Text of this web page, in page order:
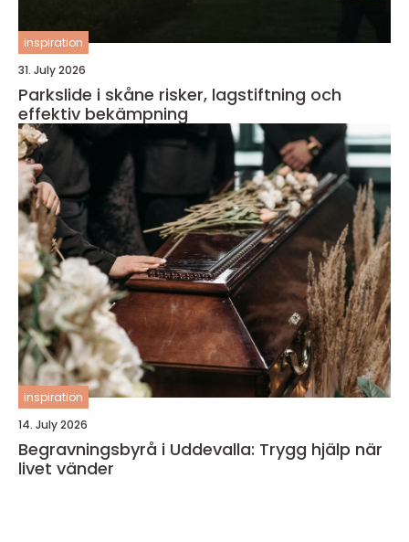
inspiration
31. July 2026
Parkslide i skåne risker, lagstiftning och
effektiv bekämpning
inspiration
14. July 2026
Begravningsbyrå i Uddevalla: Trygg hjälp när
livet vänder